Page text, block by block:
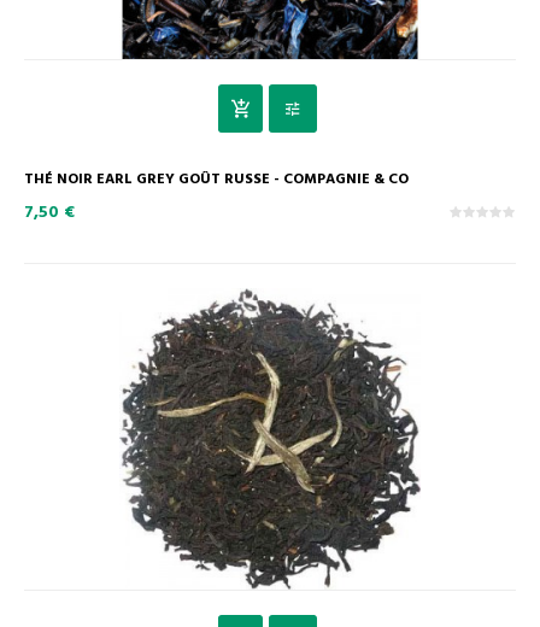
THÉ NOIR EARL GREY GOÛT RUSSE - COMPAGNIE & CO
7,50 €